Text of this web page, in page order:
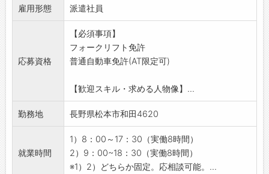
です
【有資格者募集！】
・フォークリフト資格および実務経験
【おすすめ♪】
・動きのあるお仕事が好きな方にピッタリで
・フォークリフト経験を活かせます◎
【ポイント♪】
・将来的に直接雇用のチャンスあり◎
【制服なし】
・動きやすい服装（作業着）で就業可！
雇用形態 派遣社員
応募資格
【必須事項】
フォークリフト免許
普通自動車免許(AT限定可)
【歓迎スキル・求める人物像】...
勤務地 長野県松本市和田4620
就業時間
1）8：00～17：30（実働8時間）
2）9：00~18：30（実働8時間）
※1）2）どちらか固定。応相談可能。...